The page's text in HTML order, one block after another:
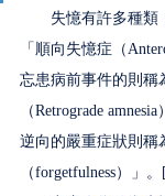
失憶有許多種類
「順向失憶症（
忘患病前事件的則稱
（Retrograde
逆向的嚴重症狀則稱
（forgetfulness）」